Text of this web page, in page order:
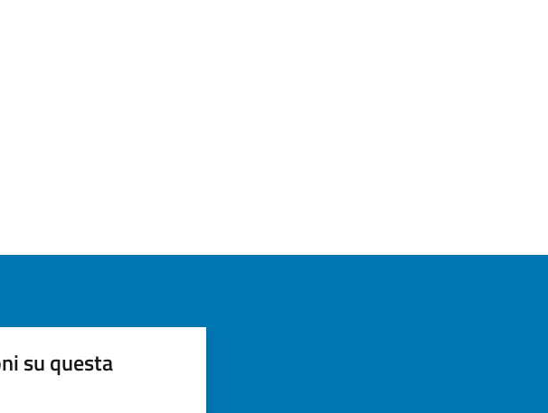
su questa